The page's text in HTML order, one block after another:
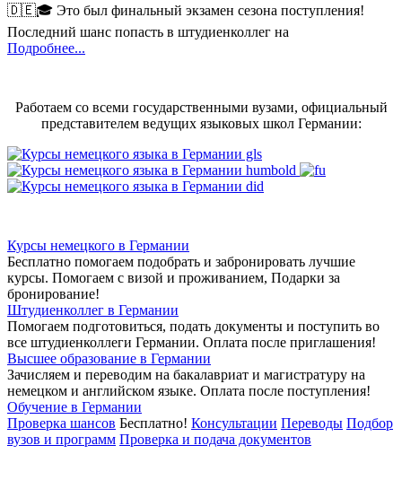
🇩🇪🎓 Это был финальный экзамен сезона поступления!
Последний шанс попасть в штудиенколлег на
Подробнее...
Работаем со всеми государственными вузами, официальный
представителем ведущих языковых школ Германии:
Курсы немецкого в Германии
Бесплатно помогаем подобрать и забронировать лучшие
курсы. Помогаем с визой и проживанием, Подарки за
бронирование!
Штудиенколлег в Германии
Помогаем подготовиться, подать документы и поступить во
все штудиенколлеги Германии. Оплата после приглашения!
Высшее образование в Германии
Зачисляем и переводим на бакалавриат и магистратуру на
немецком и английском языке. Оплата после поступления!
Обучение в Германии
Проверка шансов Бесплатно! Консультации Переводы Подбор
вузов и программ Проверка и подача документов